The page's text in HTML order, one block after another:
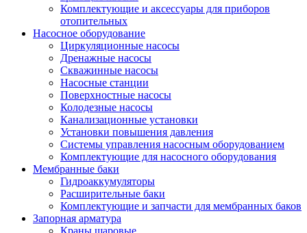
Комплектующие и аксессуары для приборов
отопительных
Насосное оборудование
Циркуляционные насосы
Дренажные насосы
Скважинные насосы
Насосные станции
Поверхностные насосы
Колодезные насосы
Канализационные установки
Установки повышения давления
Системы управления насосным оборудованием
Комплектующие для насосного оборудования
Мембранные баки
Гидроаккумуляторы
Расширительные баки
Комплектующие и запчасти для мембранных баков
Запорная арматура
Краны шаровые